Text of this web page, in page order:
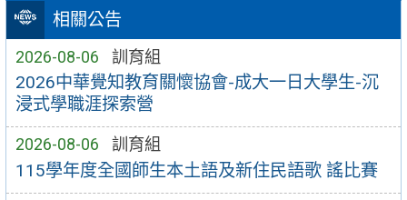
相關公告
2026-08-06 訓育組
2026中華覺知教育關懷協會-成大一日大學生-沉
浸式學職涯探索營
2026-08-06 訓育組
115學年度全國師生本土語及新住民語歌 謠比賽